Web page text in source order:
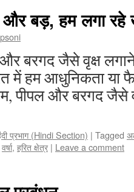
और बड़, हम लगा
बरगद जैसे वृक्ष लगाने
में हम आधुनिकता
पीपल और बरगद
प्रभाग (Hindi Section) | Tagged
वर्षा, हरित क्षेत्र | Leave a comment